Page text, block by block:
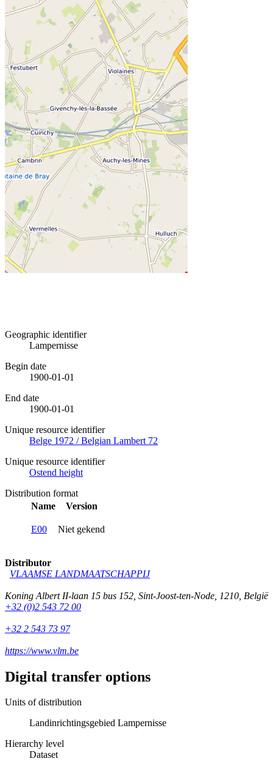
Geographic identifier
Lampernisse
Begin date
1900-01-01
End date
1900-01-01
Unique resource identifier
Belge 1972 / Belgian Lambert 72
Unique resource identifier
Ostend height
Distribution format
Name
Version
E00 Niet gekend
Distributor
VLAAMSE LANDMAATSCHAPPIJ
Koning Albert II-laan 15 bus 152 Sint-Joost-ten-Node 1210 België
+32 (0)2 543 72 00
+32 2 543 73 97
https://www.vlm.be
Digital transfer options
Units of distribution
Landinrichtingsgebied Lampernisse
Hierarchy level
Dataset